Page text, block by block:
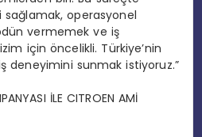
operasyonel
vermemek ve iş
için öncelikli. Türkiye’nin
deneyimini sunmak istiyoruz.”
İLE CITROEN AMİ